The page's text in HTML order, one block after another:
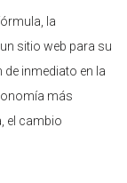
la
sitio web para su
inmediato en la
más
el cambio